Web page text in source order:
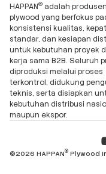
HAPPAN® adalah produsen
plywood yang berfokus
konsistensi kualitas,
standar, dan kesiapan
untuk kebutuhan proyek
kerja sama B2B. Seluruh
diproduksi melalui proses
terkontrol, didukung
teknis, serta disiapkan
kebutuhan distribusi
maupun ekspor.
©2026 HAPPAN® Plywood